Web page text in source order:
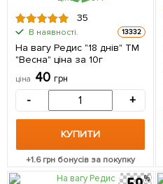
35
В наявності. 13332
На вагу Редис "18 днів" ТМ
"Весна" ціна за 10г
ціна 40 грн
- +
КУПИТИ
+1.6грн бонусів за покупку